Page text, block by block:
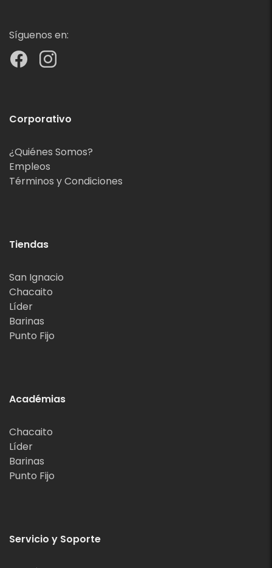
Síguenos en:
Corporativo
¿Quiénes Somos?
Empleos
Términos y Condiciones
Tiendas
San Ignacio
Chacaito
Líder
Barinas
Punto Fijo
Académias
Chacaito
Líder
Barinas
Punto Fijo
Servicio y Soporte